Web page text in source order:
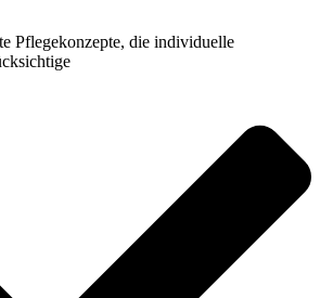
Pflegekonzepte, die individuelle